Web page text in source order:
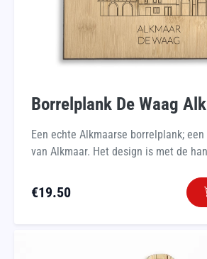
Borrelplank De Waag
Een echte Alkmaarse borrelplank;
van Alkmaar. Het design is met de
€19.50